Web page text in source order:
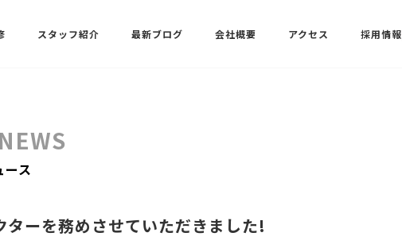
スタッフ紹介 最新ブログ 会社概要 アクセス 採用情報
ース
ーを務めさせていただきました!